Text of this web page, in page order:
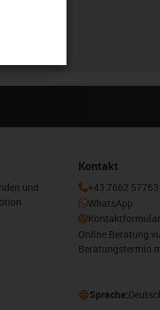
und
Kontakt
+43 7662 57763
WhatsApp
Kontaktformular
Online Beratung
Beratungstermin
Sprache: